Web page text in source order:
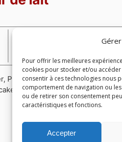
Pour offrir les meilleures
cookies pour stocker et/ou
consentir à ces technologies nous
comportement de navigation ou
ou de retirer son consentement
caractéristiques et fonctions.
Accepter
minutes
min
Petit déjeuner
Portions: 18